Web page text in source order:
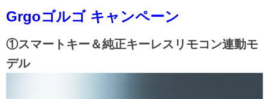
Grgoゴルゴ キャンペーン
①スマートキー＆純正キーレスリモコン連動モ
デル